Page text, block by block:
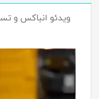
ویدئو انباکس و